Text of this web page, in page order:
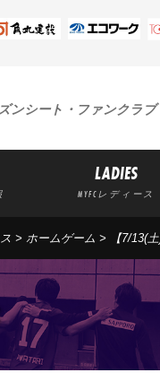
ンシート・ファンクラブ
LADIES
MYFCレディース
> ホームゲーム > 【7/13(